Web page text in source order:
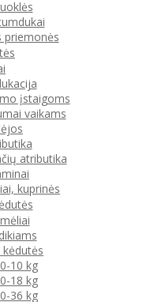
priemonės
įstaigoms
vaikams
atributika
kuprinės
10 kg
18 kg
36 kg